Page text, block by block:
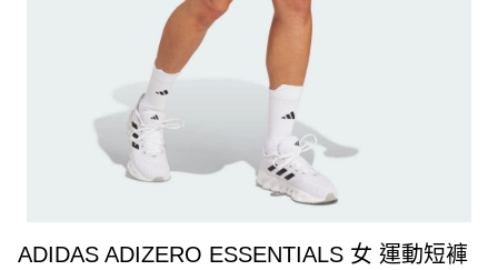
ADIDAS ADIZERO ESSENTIALS 女 運動短褲